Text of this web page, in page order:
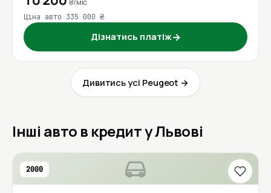
₴/міс
Ціна авто 335 000 ₴
Дізнатись платіж→
Дивитись усі Peugeot →
Інші авто в кредит у Львові
2000